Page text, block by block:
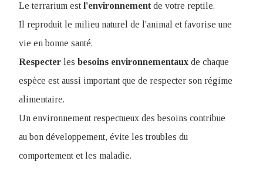
Le terrarium est l'environnement de votre reptile.
Il reproduit le milieu naturel de l'animal et favorise une
vie en bonne santé.
Respecter les besoins environnementaux de chaque
espèce est aussi important que de respecter son régime
alimentaire.
Un environnement respectueux des besoins contribue
au bon développement, évite les troubles du
comportement et les maladie.